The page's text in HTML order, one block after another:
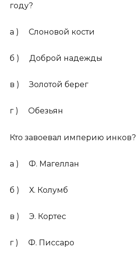
году?
а ) Слоновой кости
б ) Доброй надежды
в ) Золотой берег
г ) Обезьян
Кто завоевал империю инков?
а ) Ф. Магеллан
б ) Х. Колумб
в ) Э. Кортес
г ) Ф. Писсаро